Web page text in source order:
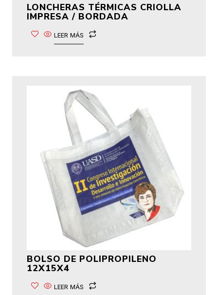
LONCHERAS TÉRMICAS CRIOLLA
IMPRESA / BORDADA
LEER MÁS
BOLSO DE POLIPROPILENO
12X15X4
LEER MÁS